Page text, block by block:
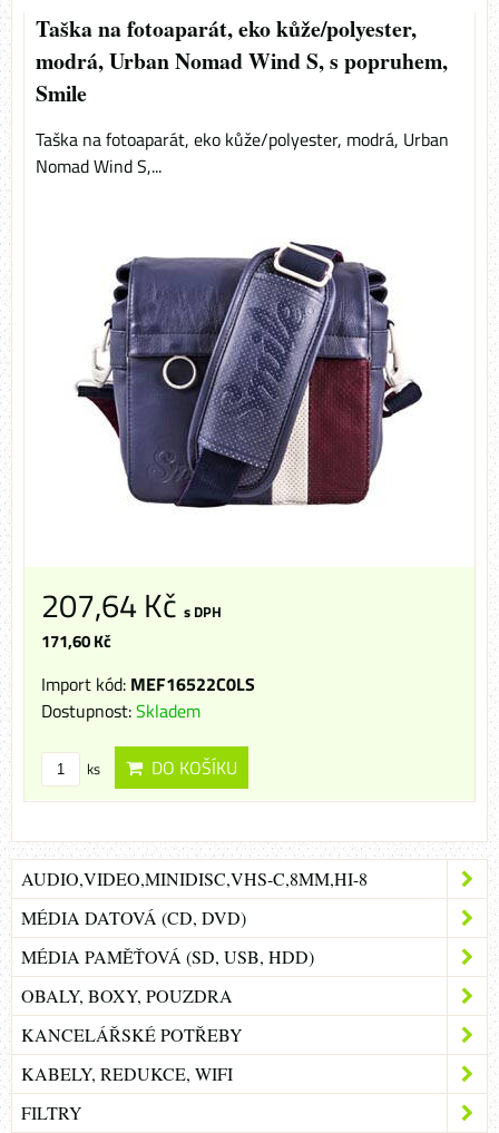
Taška na fotoaparát, eko kůže/polyester,
modrá, Urban Nomad Wind S, s popruhem,
Smile
Taška na fotoaparát, eko kůže/polyester, modrá, Urban
Nomad Wind S,...
207,64 Kč s DPH
171,60 Kč
Import kód: MEF16522C0LS
Dostupnost:Skladem
ks DO KOŠÍKU
AUDIO,VIDEO,MINIDISC,VHS-C,8MM,HI-8
MÉDIA DATOVÁ (CD, DVD)
MÉDIA PAMĚŤOVÁ (SD, USB, HDD)
OBALY, BOXY, POUZDRA
KANCELÁŘSKÉ POTŘEBY
KABELY, REDUKCE, WIFI
FILTRY